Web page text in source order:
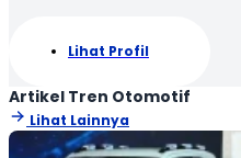
Lihat Profil
Artikel Tren Otomotif
Lihat Lainnya